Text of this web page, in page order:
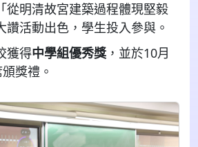
從明清故宮建築過程體現堅毅
讚活動出色，學生投入參與。
獲得中學組優秀獎 ，並於10月
獎禮。